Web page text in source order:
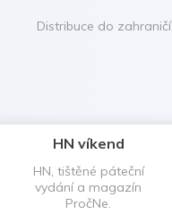
Distribuce do zahraničí
HN víkend
HN, tištěné páteční
vydání a magazín
PročNe.